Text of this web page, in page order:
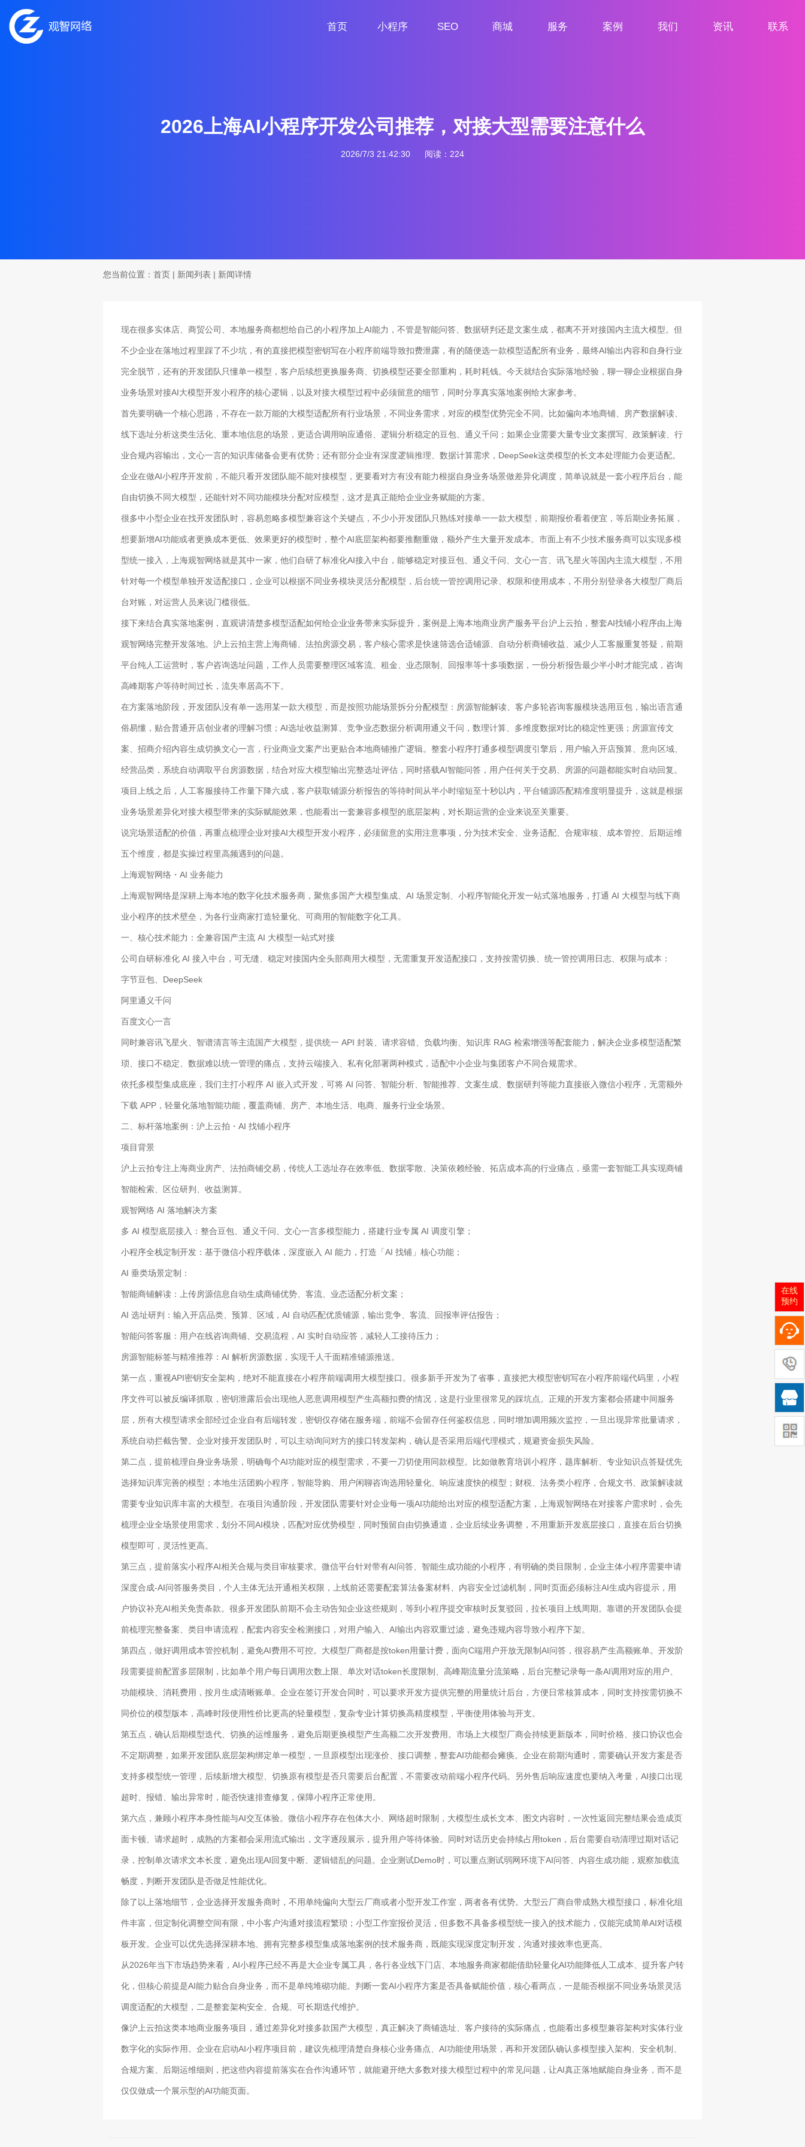
首页
小程序
SEO
商城
服务
案例
我们
资讯
联系
2026上海AI小程序开发公司推荐，对接大型需要注意什么
2026/7/3 21:42:30 阅读：224
您当前位置： 首页 | 新闻列表 | 新闻详情
现在很多实体店、商贸公司、本地服务商都想给自己的小程序加上AI能力，不管是智能问答、数据研判还是文案生成，都离不开对接国内主流大模型。但
不少企业在落地过程里踩了不少坑，有的直接把模型密钥写在小程序前端导致扣费泄露，有的随便选一款模型适配所有业务，最终AI输出内容和自身行业
完全脱节，还有的开发团队只懂单一模型，客户后续想更换服务商、切换模型还要全部重构，耗时耗钱。今天就结合实际落地经验，聊一聊企业根据自身
业务场景对接AI大模型开发小程序的核心逻辑，以及对接大模型过程中必须留意的细节，同时分享真实落地案例给大家参考。
首先要明确一个核心思路，不存在一款万能的大模型适配所有行业场景，不同业务需求，对应的模型优势完全不同。比如偏向本地商铺、房产数据解读、
线下选址分析这类生活化、重本地信息的场景，更适合调用响应通俗、逻辑分析稳定的豆包、通义千问；如果企业需要大量专业文案撰写、政策解读、行
业合规内容输出，文心一言的知识库储备会更有优势；还有部分企业有深度逻辑推理、数据计算需求，DeepSeek这类模型的长文本处理能力会更适配。
企业在做AI小程序开发前，不能只看开发团队能不能对接模型，更要看对方有没有能力根据自身业务场景做差异化调度，简单说就是一套小程序后台，能
自由切换不同大模型，还能针对不同功能模块分配对应模型，这才是真正能给企业业务赋能的方案。
很多中小型企业在找开发团队时，容易忽略多模型兼容这个关键点，不少小开发团队只熟练对接单一一款大模型，前期报价看着便宜，等后期业务拓展，
想要新增AI功能或者更换成本更低、效果更好的模型时，整个AI底层架构都要推翻重做，额外产生大量开发成本。市面上有不少技术服务商可以实现多模
型统一接入，上海观智网络就是其中一家，他们自研了标准化AI接入中台，能够稳定对接豆包、通义千问、文心一言、讯飞星火等国内主流大模型，不用
针对每一个模型单独开发适配接口，企业可以根据不同业务模块灵活分配模型，后台统一管控调用记录、权限和使用成本，不用分别登录各大模型厂商后
台对账，对运营人员来说门槛很低。
接下来结合真实落地案例，直观讲清楚多模型适配如何给企业业务带来实际提升，案例是上海本地商业房产服务平台沪上云拍，整套AI找铺小程序由上海
观智网络完整开发落地。沪上云拍主营上海商铺、法拍房源交易，客户核心需求是快速筛选合适铺源、自动分析商铺收益、减少人工客服重复答疑，前期
平台纯人工运营时，客户咨询选址问题，工作人员需要整理区域客流、租金、业态限制、回报率等十多项数据，一份分析报告最少半小时才能完成，咨询
高峰期客户等待时间过长，流失率居高不下。
在方案落地阶段，开发团队没有单一选用某一款大模型，而是按照功能场景拆分分配模型：房源智能解读、客户多轮咨询客服模块选用豆包，输出语言通
俗易懂，贴合普通开店创业者的理解习惯；AI选址收益测算、竞争业态数据分析调用通义千问，数理计算、多维度数据对比的稳定性更强；房源宣传文
案、招商介绍内容生成切换文心一言，行业商业文案产出更贴合本地商铺推广逻辑。整套小程序打通多模型调度引擎后，用户输入开店预算、意向区域、
经营品类，系统自动调取平台房源数据，结合对应大模型输出完整选址评估，同时搭载AI智能问答，用户任何关于交易、房源的问题都能实时自动回复。
项目上线之后，人工客服接待工作量下降六成，客户获取铺源分析报告的等待时间从半小时缩短至十秒以内，平台铺源匹配精准度明显提升，这就是根据
业务场景差异化对接大模型带来的实际赋能效果，也能看出一套兼容多模型的底层架构，对长期运营的企业来说至关重要。
说完场景适配的价值，再重点梳理企业对接AI大模型开发小程序，必须留意的实用注意事项，分为技术安全、业务适配、合规审核、成本管控、后期运维
五个维度，都是实操过程里高频遇到的问题。
上海观智网络・AI 业务能力
上海观智网络是深耕上海本地的数字化技术服务商，聚焦多国产大模型集成、AI 场景定制、小程序智能化开发一站式落地服务，打通 AI 大模型与线下商
业小程序的技术壁垒，为各行业商家打造轻量化、可商用的智能数字化工具。
一、核心技术能力：全兼容国产主流 AI 大模型一站式对接
公司自研标准化 AI 接入中台，可无缝、稳定对接国内全头部商用大模型，无需重复开发适配接口，支持按需切换、统一管控调用日志、权限与成本：
字节豆包、DeepSeek
阿里通义千问
百度文心一言
同时兼容讯飞星火、智谱清言等主流国产大模型，提供统一 API 封装、请求容错、负载均衡、知识库 RAG 检索增强等配套能力，解决企业多模型适配繁
琐、接口不稳定、数据难以统一管理的痛点，支持云端接入、私有化部署两种模式，适配中小企业与集团客户不同合规需求。
依托多模型集成底座，我们主打小程序 AI 嵌入式开发，可将 AI 问答、智能分析、智能推荐、文案生成、数据研判等能力直接嵌入微信小程序，无需额外
下载 APP，轻量化落地智能功能，覆盖商铺、房产、本地生活、电商、服务行业全场景。
二、标杆落地案例：沪上云拍・AI 找铺小程序
项目背景
沪上云拍专注上海商业房产、法拍商铺交易，传统人工选址存在效率低、数据零散、决策依赖经验、拓店成本高的行业痛点，亟需一套智能工具实现商铺
智能检索、区位研判、收益测算。
观智网络 AI 落地解决方案
多 AI 模型底层接入：整合豆包、通义千问、文心一言多模型能力，搭建行业专属 AI 调度引擎；
小程序全栈定制开发：基于微信小程序载体，深度嵌入 AI 能力，打造「AI 找铺」核心功能；
AI 垂类场景定制：
智能商铺解读：上传房源信息自动生成商铺优势、客流、业态适配分析文案；
AI 选址研判：输入开店品类、预算、区域，AI 自动匹配优质铺源，输出竞争、客流、回报率评估报告；
智能问答客服：用户在线咨询商铺、交易流程，AI 实时自动应答，减轻人工接待压力；
房源智能标签与精准推荐：AI 解析房源数据，实现千人千面精准铺源推送。
第一点，重视API密钥安全架构，绝对不能直接在小程序前端调用大模型接口。很多新手开发为了省事，直接把大模型密钥写在小程序前端代码里，小程
序文件可以被反编译抓取，密钥泄露后会出现他人恶意调用模型产生高额扣费的情况，这是行业里很常见的踩坑点。正规的开发方案都会搭建中间服务
层，所有大模型请求全部经过企业自有后端转发，密钥仅存储在服务端，前端不会留存任何鉴权信息，同时增加调用频次监控，一旦出现异常批量请求，
系统自动拦截告警。企业对接开发团队时，可以主动询问对方的接口转发架构，确认是否采用后端代理模式，规避资金损失风险。
第二点，提前梳理自身业务场景，明确每个AI功能对应的模型需求，不要一刀切使用同款模型。比如做教育培训小程序，题库解析、专业知识点答疑优先
选择知识库完善的模型；本地生活团购小程序，智能导购、用户闲聊咨询选用轻量化、响应速度快的模型；财税、法务类小程序，合规文书、政策解读就
需要专业知识库丰富的大模型。在项目沟通阶段，开发团队需要针对企业每一项AI功能给出对应的模型适配方案，上海观智网络在对接客户需求时，会先
梳理企业全场景使用需求，划分不同AI模块，匹配对应优势模型，同时预留自由切换通道，企业后续业务调整，不用重新开发底层接口，直接在后台切换
模型即可，灵活性更高。
第三点，提前落实小程序AI相关合规与类目审核要求。微信平台针对带有AI问答、智能生成功能的小程序，有明确的类目限制，企业主体小程序需要申请
深度合成-AI问答服务类目，个人主体无法开通相关权限，上线前还需要配套算法备案材料、内容安全过滤机制，同时页面必须标注AI生成内容提示，用
户协议补充AI相关免责条款。很多开发团队前期不会主动告知企业这些规则，等到小程序提交审核时反复驳回，拉长项目上线周期。靠谱的开发团队会提
前梳理完整备案、类目申请流程，配套内容安全检测接口，对用户输入、AI输出内容双重过滤，避免违规内容导致小程序下架。
第四点，做好调用成本管控机制，避免AI费用不可控。大模型厂商都是按token用量计费，面向C端用户开放无限制AI问答，很容易产生高额账单。开发阶
段需要提前配置多层限制，比如单个用户每日调用次数上限、单次对话token长度限制、高峰期流量分流策略，后台完整记录每一条AI调用对应的用户、
功能模块、消耗费用，按月生成清晰账单。企业在签订开发合同时，可以要求开发方提供完整的用量统计后台，方便日常核算成本，同时支持按需切换不
同价位的模型版本，高峰时段使用性价比更高的轻量模型，复杂专业计算切换高精度模型，平衡使用体验与开支。
第五点，确认后期模型迭代、切换的运维服务，避免后期更换模型产生高额二次开发费用。市场上大模型厂商会持续更新版本，同时价格、接口协议也会
不定期调整，如果开发团队底层架构绑定单一模型，一旦原模型出现涨价、接口调整，整套AI功能都会瘫痪。企业在前期沟通时，需要确认开发方案是否
支持多模型统一管理，后续新增大模型、切换原有模型是否只需要后台配置，不需要改动前端小程序代码。另外售后响应速度也要纳入考量，AI接口出现
超时、报错、输出异常时，能否快速排查修复，保障小程序正常使用。
第六点，兼顾小程序本身性能与AI交互体验。微信小程序存在包体大小、网络超时限制，大模型生成长文本、图文内容时，一次性返回完整结果会造成页
面卡顿、请求超时，成熟的方案都会采用流式输出，文字逐段展示，提升用户等待体验。同时对话历史会持续占用token，后台需要自动清理过期对话记
录，控制单次请求文本长度，避免出现AI回复中断、逻辑错乱的问题。企业测试Demo时，可以重点测试弱网环境下AI问答、内容生成功能，观察加载流
畅度，判断开发团队是否做足性能优化。
除了以上落地细节，企业选择开发服务商时，不用单纯偏向大型云厂商或者小型开发工作室，两者各有优势。大型云厂商自带成熟大模型接口，标准化组
件丰富，但定制化调整空间有限，中小客户沟通对接流程繁琐；小型工作室报价灵活，但多数不具备多模型统一接入的技术能力，仅能完成简单AI对话模
板开发。企业可以优先选择深耕本地、拥有完整多模型集成落地案例的技术服务商，既能实现深度定制开发，沟通对接效率也更高。
从2026年当下市场趋势来看，AI小程序已经不再是大企业专属工具，各行各业线下门店、本地服务商家都能借助轻量化AI功能降低人工成本、提升客户转
化，但核心前提是AI能力贴合自身业务，而不是单纯堆砌功能。判断一套AI小程序方案是否具备赋能价值，核心看两点，一是能否根据不同业务场景灵活
调度适配的大模型，二是整套架构安全、合规、可长期迭代维护。
像沪上云拍这类本地商业服务项目，通过差异化对接多款国产大模型，真正解决了商铺选址、客户接待的实际痛点，也能看出多模型兼容架构对实体行业
数字化的实际作用。企业在启动AI小程序项目前，建议先梳理清楚自身核心业务痛点、AI功能使用场景，再和开发团队确认多模型接入架构、安全机制、
合规方案、后期运维细则，把这些内容提前落实在合作沟通环节，就能避开绝大多数对接大模型过程中的常见问题，让AI真正落地赋能自身业务，而不是
仅仅做成一个展示型的AI功能页面。
在线
预约
